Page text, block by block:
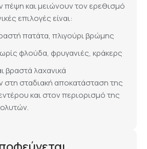
πέψη και μειώνουν τον ερεθισμό
επιλογές είναι:
πατάτα, πλιγούρι βρώμης
φλούδα, φρυγανιές, κράκερς
βραστά λαχανικά
στη σταδιακή αποκατάσταση της
και στον περιορισμό της